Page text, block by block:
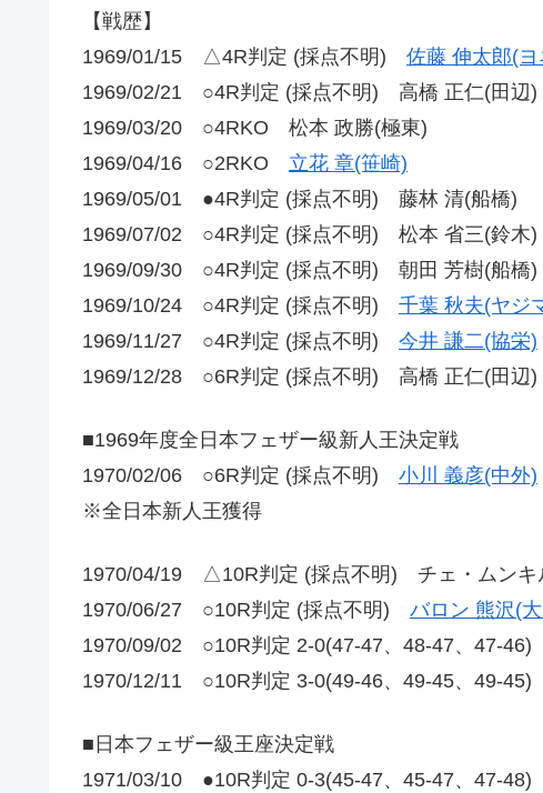
【戦歴】
1969/01/15 △4R判定 (採点不明) 佐藤 伸太郎(ヨ
1969/02/21 ○4R判定 (採点不明) 高橋 正仁(田辺)
1969/03/20 ○4RKO 松本 政勝(極東)
1969/04/16 ○2RKO 立花 章(笹崎)
1969/05/01 ●4R判定 (採点不明) 藤林 清(船橋)
1969/07/02 ○4R判定 (採点不明) 松本 省三(鈴木)
1969/09/30 ○4R判定 (採点不明) 朝田 芳樹(船橋)
1969/10/24 ○4R判定 (採点不明) 千葉 秋夫(ヤジ
1969/11/27 ○4R判定 (採点不明) 今井 謙二(協栄)
1969/12/28 ○6R判定 (採点不明) 高橋 正仁(田辺)
■1969年度全日本フェザー級新人王決定戦
1970/02/06 ○6R判定 (採点不明) 小川 義彦(中外)
※全日本新人王獲得
1970/04/19 △10R判定 (採点不明) チェ・ムンキ
1970/06/27 ○10R判定 (採点不明) バロン 熊沢(
1970/09/02 ○10R判定 2-0(47-47、48-47、47-46)
1970/12/11 ○10R判定 3-0(49-46、49-45、49-
■日本フェザー級王座決定戦
1971/03/10 ●10R判定 0-3(45-47、45-47、47-48)